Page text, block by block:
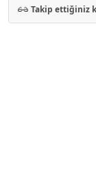
Takip ettiğiniz